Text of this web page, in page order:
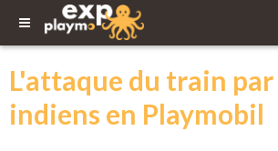
L'attaque du train par
indiens en Playmobil